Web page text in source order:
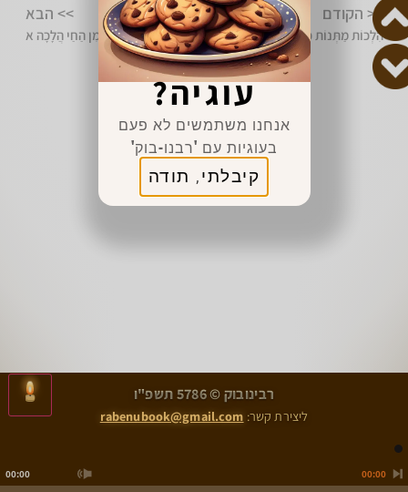
<< הקודם
הִלְכוֹת מַתְּנוֹת כְּהֻנָּה הֲלָכָה ב
>> הבא
אֵיבָר מִן הַחַי הֲלָכָה א
הִלְכוֹת מַתְּנוֹת כְּהֻנָּה הֲלָכָה ב
>
אֵיבָר מִן הַחַי הֲלָכָה א
00:00
00:00
רבינובוק © 5786 תשפ"ו
ליצירת קשר: rabenubook@gmail.com
עוגיה?
אנחנו משתמשים לא פעם
בעוגיות עם 'רבנו-בוק'
קיבלתי, תודה